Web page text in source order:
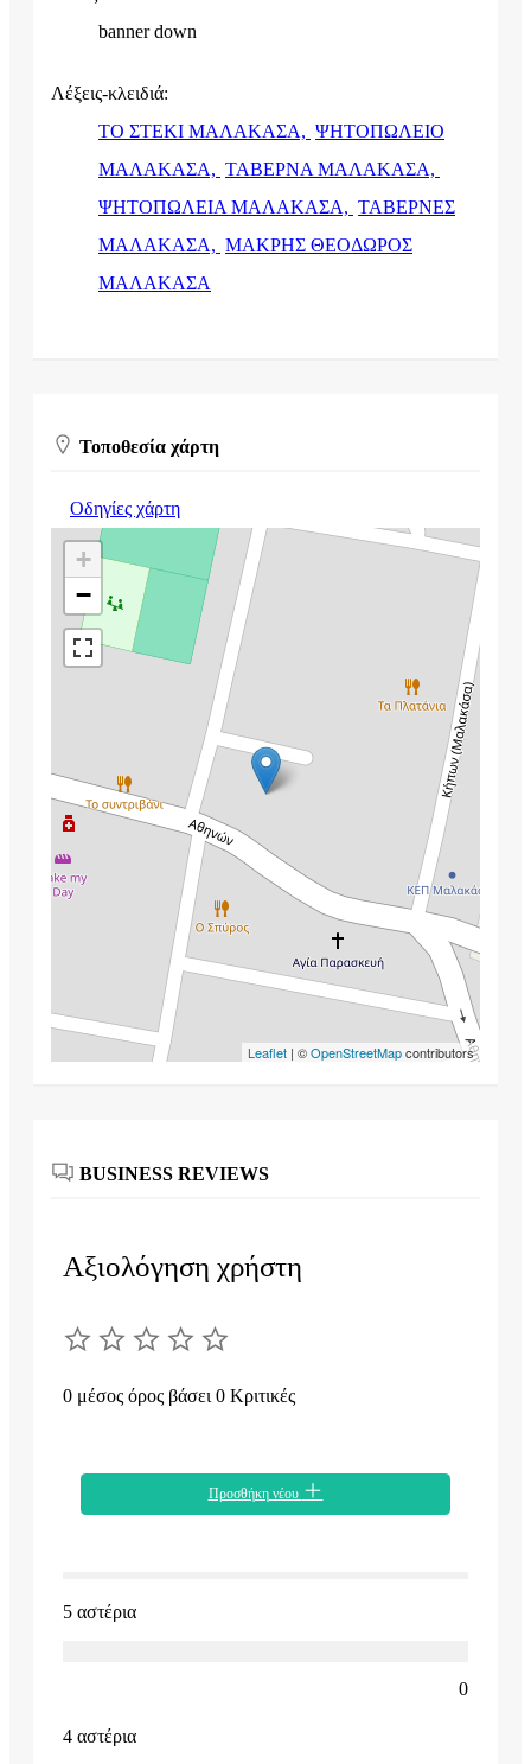
banner down
Λέξεις-κλειδιά:
ΤΟ ΣΤΕΚΙ ΜΑΛΑΚΑΣΑ, ΨΗΤΟΠΩΛΕΙΟ
ΜΑΛΑΚΑΣΑ, ΤΑΒΕΡΝΑ ΜΑΛΑΚΑΣΑ,
ΨΗΤΟΠΩΛΕΙΑ ΜΑΛΑΚΑΣΑ, ΤΑΒΕΡΝΕΣ
ΜΑΛΑΚΑΣΑ, ΜΑΚΡΗΣ ΘΕΟΔΩΡΟΣ
ΜΑΛΑΚΑΣΑ
Τοποθεσία χάρτη
Οδηγίες χάρτη
+
−
Leaflet | ©OpenStreetMapcontributors
BUSINESS REVIEWS
Αξιολόγηση χρήστη
0 μέσος όρος βάσει 0 Κριτικές
Προσθήκη νέου
5 αστέρια
0
4 αστέρια